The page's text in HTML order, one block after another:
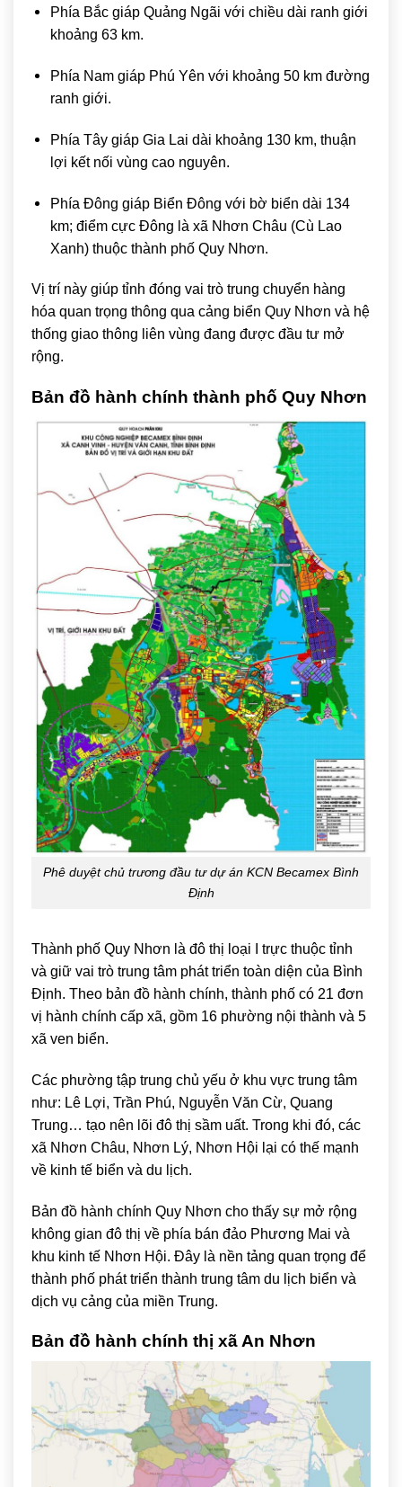
Phía Bắc giáp Quảng Ngãi với chiều dài ranh giới
khoảng 63 km.
Phía Nam giáp Phú Yên với khoảng 50 km đường
ranh giới.
Phía Tây giáp Gia Lai dài khoảng 130 km, thuận
lợi kết nối vùng cao nguyên.
Phía Đông giáp Biển Đông với bờ biển dài 134
km; điểm cực Đông là xã Nhơn Châu (Cù Lao
Xanh) thuộc thành phố Quy Nhơn.
Vị trí này giúp tỉnh đóng vai trò trung chuyển hàng
hóa quan trọng thông qua cảng biển Quy Nhơn và hệ
thống giao thông liên vùng đang được đầu tư mở
rộng.
Bản đồ hành chính thành phố Quy Nhơn
Phê duyệt chủ trương đầu tư dự án KCN Becamex Bình
Định
Thành phố Quy Nhơn là đô thị loại I trực thuộc tỉnh
và giữ vai trò trung tâm phát triển toàn diện của Bình
Định. Theo bản đồ hành chính, thành phố có 21 đơn
vị hành chính cấp xã, gồm 16 phường nội thành và 5
xã ven biển.
Các phường tập trung chủ yếu ở khu vực trung tâm
như: Lê Lợi, Trần Phú, Nguyễn Văn Cừ, Quang
Trung… tạo nên lõi đô thị sầm uất. Trong khi đó, các
xã Nhơn Châu, Nhơn Lý, Nhơn Hội lại có thế mạnh
về kinh tế biển và du lịch.
Bản đồ hành chính Quy Nhơn cho thấy sự mở rộng
không gian đô thị về phía bán đảo Phương Mai và
khu kinh tế Nhơn Hội. Đây là nền tảng quan trọng để
thành phố phát triển thành trung tâm du lịch biển và
dịch vụ cảng của miền Trung.
Bản đồ hành chính thị xãAn Nhơn